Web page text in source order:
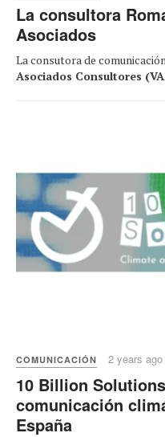
La consultora
Asociados
La consutora de
Asociados Consultores
COMUNICACIÓN 2 years ago
10 Billion
comunicación
España